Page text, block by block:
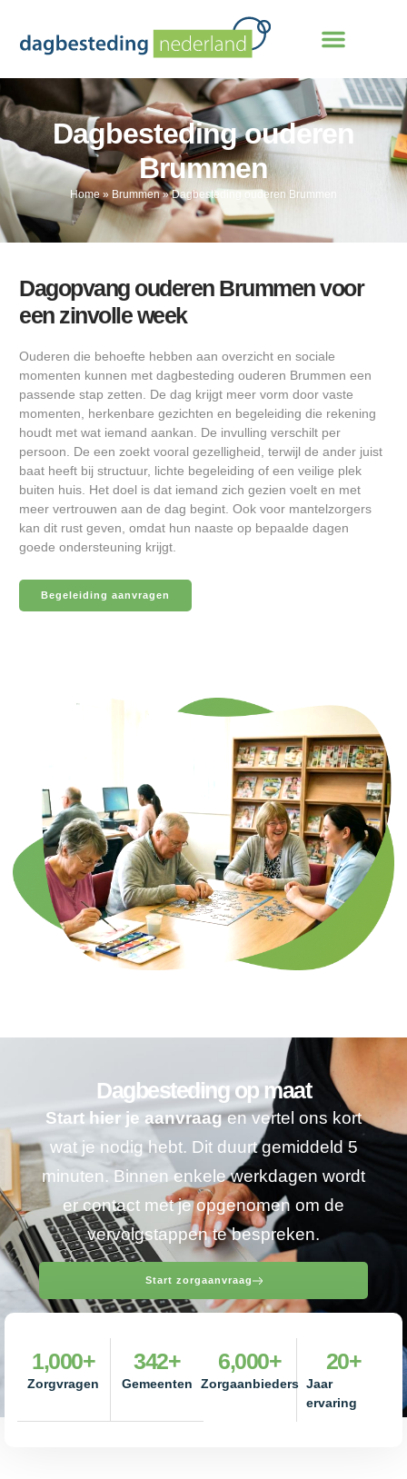
Dagbesteding ouderen
Brummen
Home» Brummen»Dagbesteding ouderen Brummen
Dagopvang ouderen Brummen voor
een zinvolle week
Ouderen die behoefte hebben aan overzicht en sociale
momenten kunnen met dagbesteding ouderen Brummen een
passende stap zetten. De dag krijgt meer vorm door vaste
momenten, herkenbare gezichten en begeleiding die rekening
houdt met wat iemand aankan. De invulling verschilt per
persoon. De een zoekt vooral gezelligheid, terwijl de ander juist
baat heeft bij structuur, lichte begeleiding of een veilige plek
buiten huis. Het doel is dat iemand zich gezien voelt en met
meer vertrouwen aan de dag begint. Ook voor mantelzorgers
kan dit rust geven, omdat hun naaste op bepaalde dagen
goede ondersteuning krijgt.
Begeleiding aanvragen
Dagbesteding op maat
Start hier je aanvraagen vertel ons kort
wat je nodig hebt. Dit duurt gemiddeld 5
minuten. Binnen enkele werkdagen wordt
er contact met je opgenomen om de
vervolgstappen te bespreken.
Start zorgaanvraag
Zorgvragen
1,000+
Gemeenten
342+
Zorgaanbieders
6,000+
Jaar
ervaring
20+